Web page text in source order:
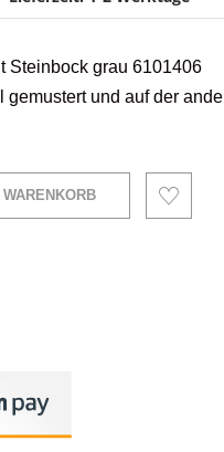
Steinbock grau 6101406
und auf der
WARENKORB